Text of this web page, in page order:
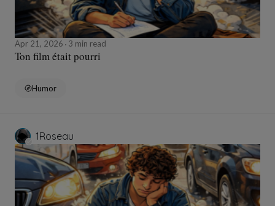
Apr 21, 2026 3 min read
Ton film était pourri
Humor
1Roseau